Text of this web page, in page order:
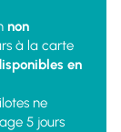
non
à la carte
en
ne
5 jours